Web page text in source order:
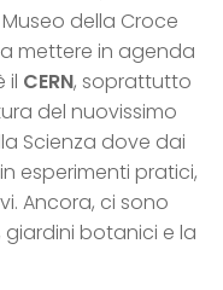
Museo della Croce
mettere in agenda
il CERN, soprattutto
del nuovissimo
Scienza dove dai
esperimenti pratici,
Ancora, ci sono
botanici e la